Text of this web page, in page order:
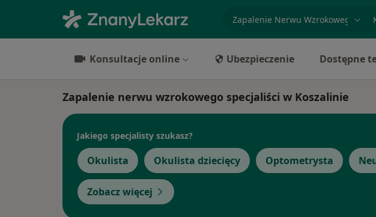
Konsultacje online Ubezpieczenie Dostępne
Zapalenie nerwu wzrokowego specjaliści w Koszalinie
Jakiego specjalisty szukasz?
Okulista Okulista dziecięcy Optometrysta
Zobacz więcej